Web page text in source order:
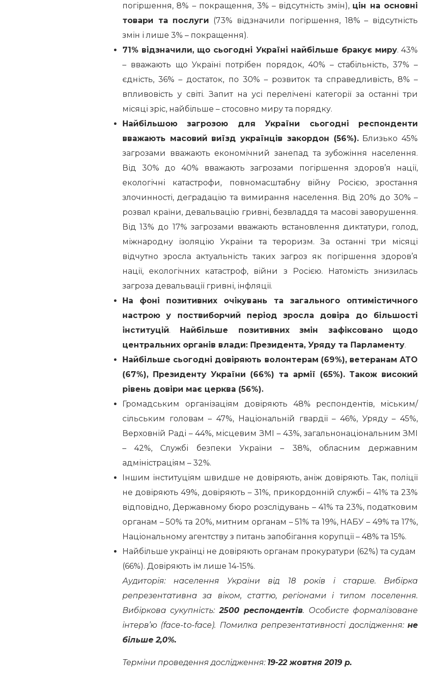
погіршення, 8% – покращення, 3% – відсутність змін), цін на основні
товари та послуги (73% відзначили погіршення, 18% – відсутність
змін і лише 3% – покращення).
71% відзначили, що сьогодні Україні найбільше бракує миру. 43%
– вважають що Україні потрібен порядок, 40% – стабільність, 37% –
єдність, 36% – достаток, по 30% – розвиток та справедливість, 8% –
впливовість у світі. Запит на усі перелічені категорії за останні три
місяці зріс, найбільше – стосовно миру та порядку.
Найбільшою загрозою для України сьогодні респонденти
вважають масовий виїзд українців закордон (56%).Близько 45%
загрозами вважають економічний занепад та зубожіння населення.
Від 30% до 40% вважають загрозами погіршення здоров’я нації,
екологічні катастрофи, повномасштабну війну Росією, зростання
злочинності, деградацію та вимирання населення. Від 20% до 30% –
розвал країни, девальвацію гривні, безвладдя та масові заворушення.
Від 13% до 17% загрозами вважають встановлення диктатури, голод,
міжнародну ізоляцію України та тероризм. За останні три місяці
відчутно зросла актуальність таких загроз як погіршення здоров’я
нації, екологічних катастроф, війни з Росією. Натомість знизилась
загроза девальвації гривні, інфляції.
На фоні позитивних очікувань та загального оптимістичного
настрою у поствиборчий період зросла довіра до більшості
інституцій. Найбільше позитивних змін зафіксовано щодо
центральних органів влади: Президента, Уряду та Парламенту.
Найбільше сьогодні довіряють волонтерам (69%), ветеранам АТО
(67%), Президенту України (66%) та армії (65%). Також високий
рівень довіри має церква (56%).
Громадським організаціям довіряють 48% респондентів, міським/
сільським головам – 47%, Національній гвардії – 46%, Уряду – 45%,
Верховній Раді – 44%, місцевим ЗМІ – 43%, загальнонаціональним ЗМІ
– 42%, Службі безпеки України – 38%, обласним державним
адміністраціям – 32%.
Іншим інституціям швидше не довіряють, аніж довіряють. Так, поліції
не довіряють 49%, довіряють – 31%, прикордонній службі – 41% та 23%
відповідно, Державному бюро розслідувань – 41% та 23%, податковим
органам – 50% та 20%, митним органам – 51% та 19%, НАБУ – 49% та 17%,
Національному агентству з питань запобігання корупції – 48% та 15%.
Найбільше українці не довіряють органам прокуратури (62%) та судам
(66%). Довіряють їм лише 14-15%.
Аудиторія: населення України від 18 років і старше. Вибірка
репрезентативна за віком, статтю, регіонами і типом поселення.
Вибіркова сукупність: 2500 респондентів. Особисте формалізоване
інтерв’ю (face-to-face). Помилка репрезентативності дослідження:не
більше 2,0%.
Терміни проведення дослідження: 19-22 жовтня 2019 р.